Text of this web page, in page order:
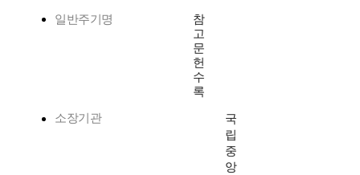
일반주기명
참
고
문
헌
수
록
소장기관
국
립
중
앙